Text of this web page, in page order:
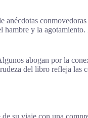
y la
abogan por la
del libro refleja las